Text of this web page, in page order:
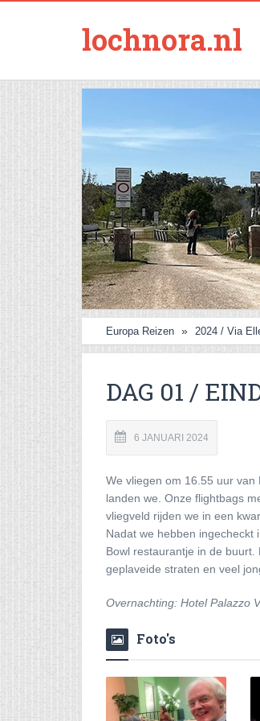
lochnora.nl
Europa Reizen 2024 / Via
DAG 01 /
6 JANUARI 2024
We vliegen om 16.55 uur van
landen we. Onze flightbags
vliegveld rijden we in een
Nadat we hebben ingecheckt
Bowl restaurantje in de
geplaveide straten en veel
Overnachting: Hotel Palazzo
Foto's